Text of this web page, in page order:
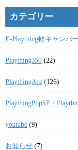
カテゴリー
E-Plaything軽キャンパ
Plaything350 (22)
PlaythingAce (126)
PlaythingPopSP・
youtube (9)
お知らせ (7)